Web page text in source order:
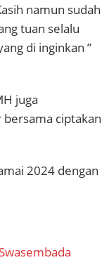
namun sudah
tuan selalu
di inginkan ”
juga
ciptakan
2024 dengan